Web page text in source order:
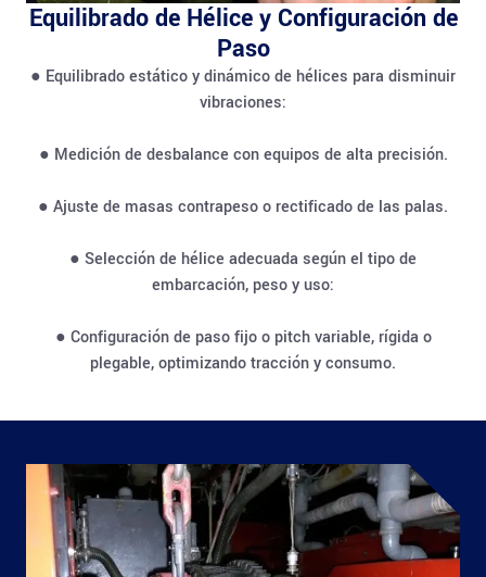
Equilibrado de Hélice y Configuración de
Paso
● Equilibrado estático y dinámico de hélices para disminuir
vibraciones:
● Medición de desbalance con equipos de alta precisión.
● Ajuste de masas contrapeso o rectificado de las palas.
● Selección de hélice adecuada según el tipo de
embarcación, peso y uso:
● Configuración de paso fijo o pitch variable, rígida o
plegable, optimizando tracción y consumo.